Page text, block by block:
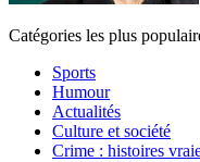
Catégories les plus
Sports
Humour
Actualités
Culture et société
Crime : histoires